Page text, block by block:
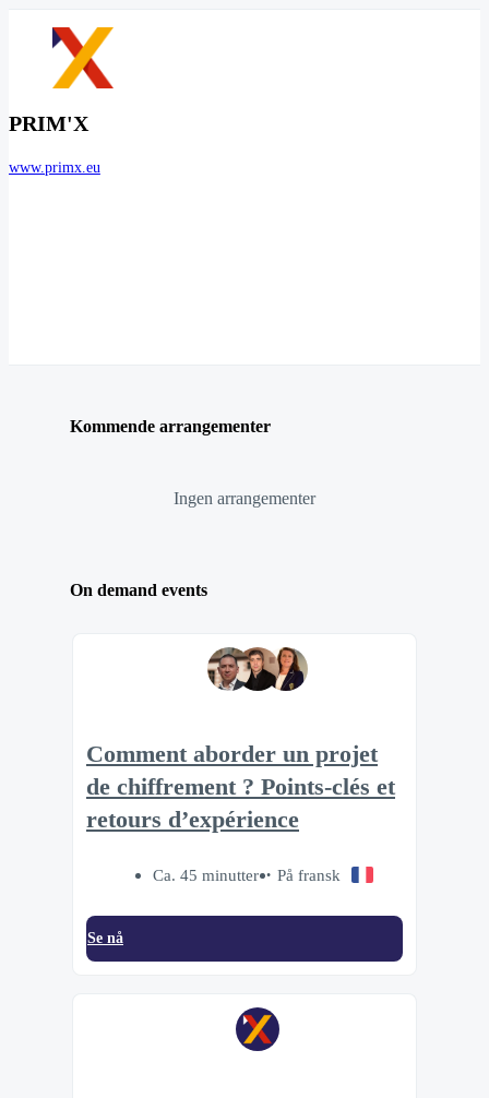
PRIM'X
www.primx.eu
Kommende arrangementer
Ingen arrangementer
On demand events
Comment aborder un projet
de chiffrement ? Points-clés et
retours d’expérience
Ca. 45 minutter På fransk
Se nå